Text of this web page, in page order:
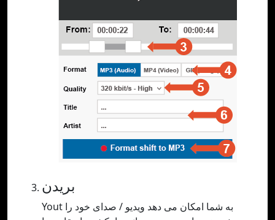
بریدن
Yout به شما امکان می دهد ویدیو / صدای خود را